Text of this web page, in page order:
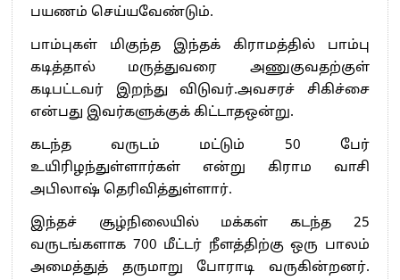
பயணம் செய்யவேண்டும்.
பாம்புகள் மிகுந்த இந்தக் கிராமத்தில் பாம்பு
கடித்தால் மருத்துவரை அணுகுவதற்குள்
கடிபட்டவர் இறந்து விடுவர்.அவசரச் சிகிச்சை
என்பது இவர்களுக்குக் கிட்டாதஒன்று.
கடந்த வருடம் மட்டும் 50 பேர்
உயிரிழந்துள்ளார்கள் என்று கிராம வாசி
அபிலாஷ் தெரிவித்துள்ளார்.
இந்தச் சூழ்நிலையில் மக்கள் கடந்த 25
வருடங்களாக 700 மீட்டர் நீளத்திற்கு ஒரு பாலம்
அமைத்துத் தருமாறு போராடி வருகின்றனர்.